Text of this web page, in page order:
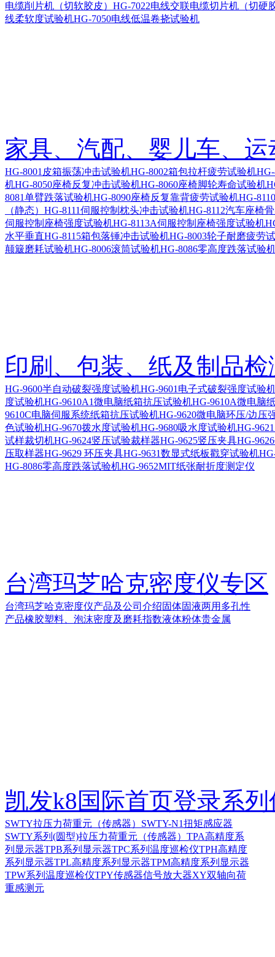
电缆削片机（切软胶皮） HG-7022电线交联电缆切片机（切硬
线柔软度试验机HG-7050电线低温卷挠试验机
家具、汽配、婴儿车、
HG-8001皮箱振荡冲击试验机HG-8002箱包拉杆疲劳试验机
机HG-8050座椅反复冲击试验机HG-8060座椅脚轮寿命试验机
8081单臂跌落试验机HG-8090座椅反复靠背疲劳试验机HG-
（静态） HG-8111伺服控制枕头冲击试验机HG-8112汽车座椅
伺服控制座椅强度试验机HG-8113A伺服控制座椅强度试验机
水平垂直HG-8115箱包落锤冲击试验机HG-8003轮子耐磨疲劳
颠簸磨耗试验机HG-8006滚筒试验机HG-8086零高度跌落试验
印刷、包装、纸及制品检
HG-9600半自动破裂强度试验机HG-9601电子式破裂强度试验
度试验机HG-9610A1微电脑纸箱抗压试验机HG-9610A微电脑
9610C电脑伺服系统纸箱抗压试验机HG-9620微电脑环压/边压
色试验机HG-9670拨水度试验机HG-9680吸水度试验机HG-
试样裁切机HG-9624竖压试验裁样器HG-9625竖压夹具HG-
压取样器HG-9629 环压夹具HG-9631数显式纸板戳穿试验机
HG-8086零高度跌落试验机HG-9652MIT纸张耐折度测定仪
台湾玛芝哈克密度仪专区
台湾玛芝哈克密度仪产品及公司介绍固体固液两用 多孔性
产品橡胶塑料、泡沫密度及磨耗指数液体粉体贵金属
凯发k8国际首页登录系
SWTY拉压力荷重元（传感器） SWTY-N1扭矩感应器
SWTY系列(圆型)拉压力荷重元（传感器） TPA高精度系
列显示器TPB系列显示器TPC系列温度巡检仪TPH高精度
系列显示器TPL高精度系列显示器TPM高精度系列显示器
TPW系列温度巡检仪TPY传感器信号放大器XY双轴向荷
重感测元